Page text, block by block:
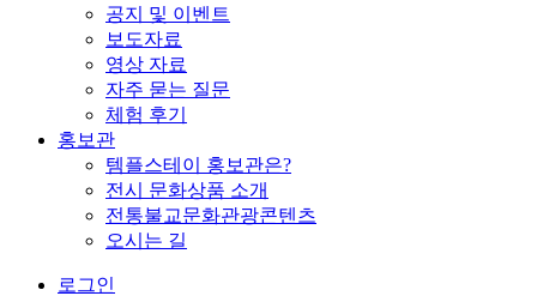
공지 및 이벤트
보도자료
영상 자료
자주 묻는 질문
체험 후기
홍보관
템플스테이 홍보관은?
전시 문화상품 소개
전통불교문화관광콘텐츠
오시는 길
로그인